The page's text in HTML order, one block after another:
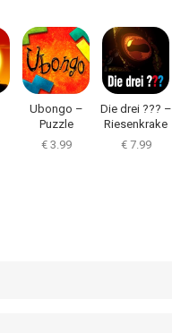
Ubongo –
Puzzle
Challenge
€ 3.99
Die drei ??? –
Riesenkrake
€ 7.99